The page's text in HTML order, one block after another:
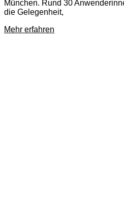
München. Rund 30
die Gelegenheit,
Mehr erfahren